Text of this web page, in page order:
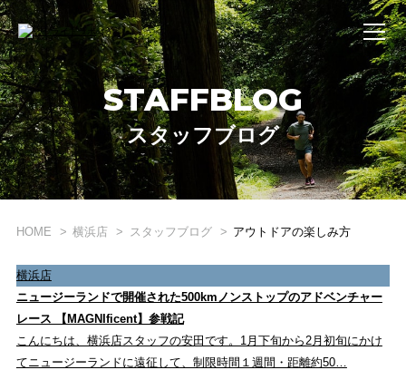
WHAT'S STRIDE LAB ?
STRIDE LABとは？
ONLINE SHOP
オンライン ショップ
EVENT
イベント
STAFFBLOG
スタッフブログ
HOME 横浜店 スタッフブログ アウトドアの楽しみ方
横浜店
ニュージーランドで開催された500kmノンストップのアドベンチャー
レース 【MAGNIficent】参戦記
こんにちは、横浜店スタッフの安田です。1月下旬から2月初旬にかけ
てニュージーランドに遠征して、制限時間１週間・距離約50…